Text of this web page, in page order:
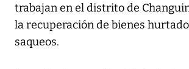
trabajan en el distrito de
la recuperación de bienes
saqueos.